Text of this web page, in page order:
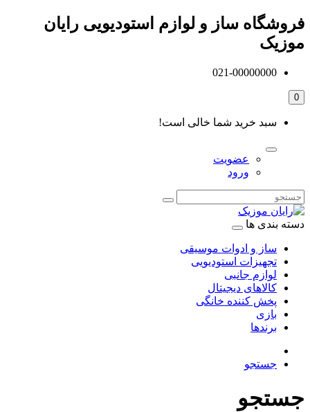
فروشگاه ساز و لوازم استودیویی رایان
موزیک
021-00000000
0
سبد خرید شما خالی است!
عضویت
ورود
دسته بندی ها
ساز و ادوات موسیقی
تجهیزات استودیویی
لوازم جانبی
کالاهای دیجیتال
پخش کننده خانگی
بازی
برندها
جستجو
جستجو